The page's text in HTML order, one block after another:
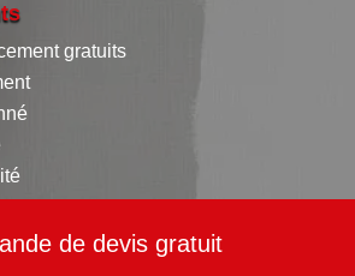
gratuits
de devis gratuit